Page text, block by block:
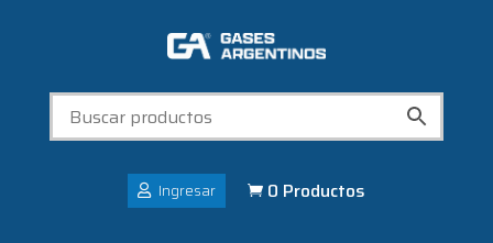
Ingresar  0 Productos